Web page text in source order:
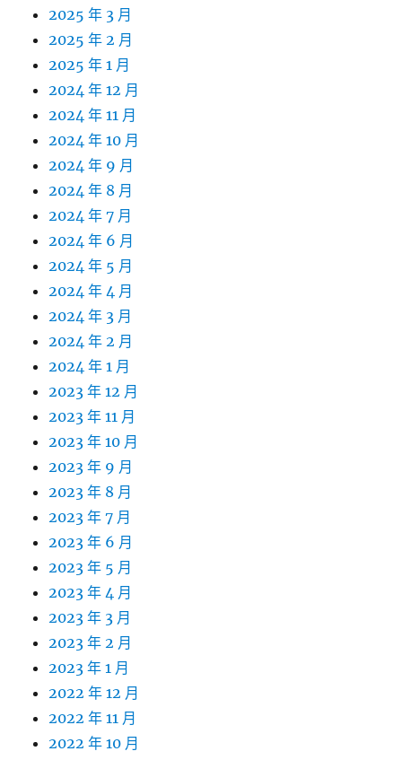
2025 年 3 月
2025 年 2 月
2025 年 1 月
2024 年 12 月
2024 年 11 月
2024 年 10 月
2024 年 9 月
2024 年 8 月
2024 年 7 月
2024 年 6 月
2024 年 5 月
2024 年 4 月
2024 年 3 月
2024 年 2 月
2024 年 1 月
2023 年 12 月
2023 年 11 月
2023 年 10 月
2023 年 9 月
2023 年 8 月
2023 年 7 月
2023 年 6 月
2023 年 5 月
2023 年 4 月
2023 年 3 月
2023 年 2 月
2023 年 1 月
2022 年 12 月
2022 年 11 月
2022 年 10 月